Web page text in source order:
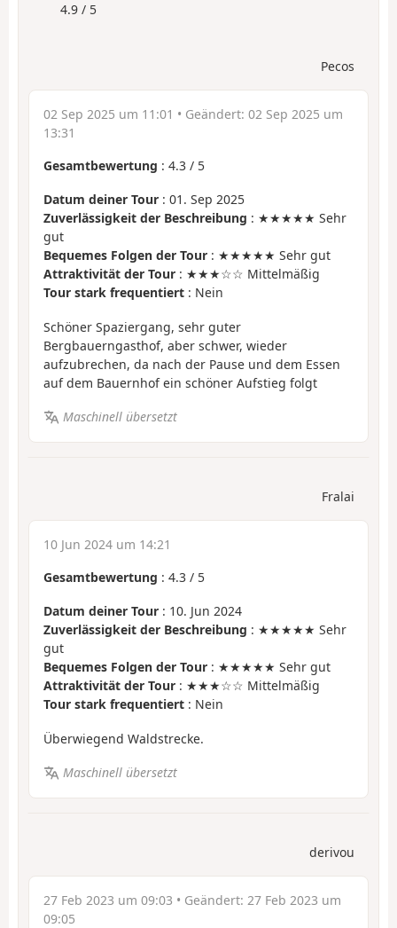
4.9 / 5
Pecos
02 Sep 2025 um 11:01 • Geändert: 02 Sep 2025 um
13:31
Gesamtbewertung : 4.3 / 5
Datum deiner Tour : 01. Sep 2025
Zuverlässigkeit der Beschreibung : ★★★★★ Sehr
gut
Bequemes Folgen der Tour : ★★★★★ Sehr gut
Attraktivität der Tour : ★★★☆☆ Mittelmäßig
Tour stark frequentiert : Nein
Schöner Spaziergang, sehr guter
Bergbauerngasthof, aber schwer, wieder
aufzubrechen, da nach der Pause und dem Essen
auf dem Bauernhof ein schöner Aufstieg folgt
Maschinell übersetzt
Fralai
10 Jun 2024 um 14:21
Gesamtbewertung : 4.3 / 5
Datum deiner Tour : 10. Jun 2024
Zuverlässigkeit der Beschreibung : ★★★★★ Sehr
gut
Bequemes Folgen der Tour : ★★★★★ Sehr gut
Attraktivität der Tour : ★★★☆☆ Mittelmäßig
Tour stark frequentiert : Nein
Überwiegend Waldstrecke.
Maschinell übersetzt
derivou
27 Feb 2023 um 09:03 • Geändert: 27 Feb 2023 um
09:05